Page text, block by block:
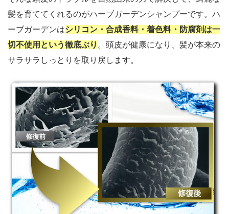
髪を育ててくれるのがハーブガーデンシャンプーです。ハ
ーブガーデンはシリコン・合成香料・着色料・防腐剤は一
切不使用という徹底ぶり 。頭皮が健康になり、髪が本来の
サラサラしっとりを取り戻します。